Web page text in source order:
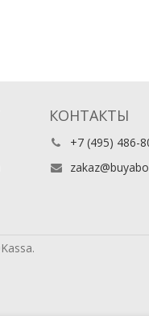
КОНТАКТЫ
+7 (495) 486-